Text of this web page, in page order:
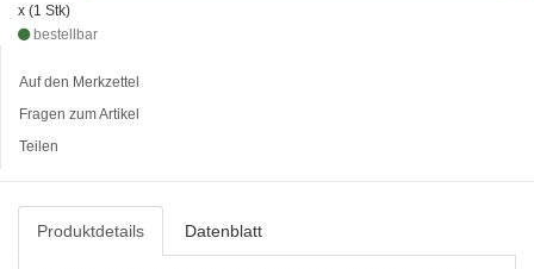
x (1 Stk)
bestellbar
Auf den Merkzettel
Fragen zum Artikel
Teilen
Produktdetails Datenblatt